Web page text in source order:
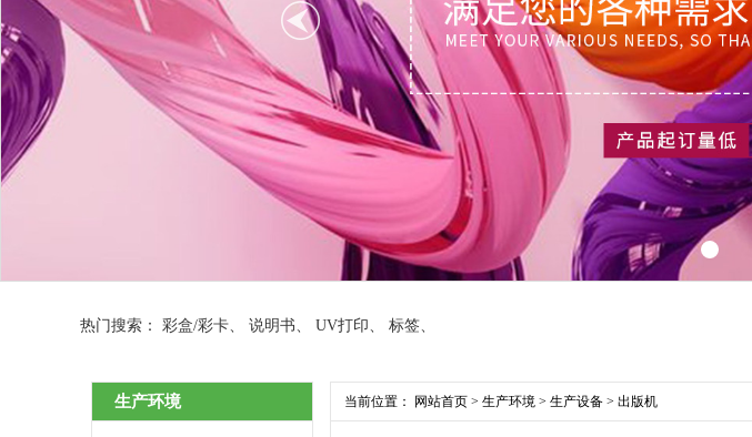
热门搜索： 彩盒/彩卡、 说明书、 UV打印、 标签、
生产环境 当前位置： 网站首页 > 生产环境 > 生产设备 > 出版机